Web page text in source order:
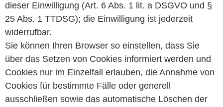
dieser Einwilligung (Art. 6 Abs. 1 lit. a DSGVO und §
25 Abs. 1 TTDSG); die Einwilligung ist jederzeit
widerrufbar.
Sie können Ihren Browser so einstellen, dass Sie
über das Setzen von Cookies informiert werden und
Cookies nur im Einzelfall erlauben, die Annahme von
Cookies für bestimmte Fälle oder generell
ausschließen sowie das automatische Löschen der